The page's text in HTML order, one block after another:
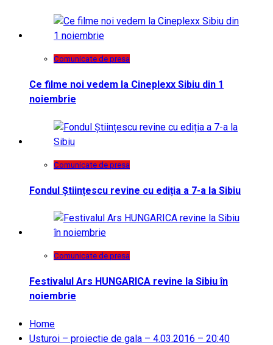
Comunicate de presa
Ce filme noi vedem la Cineplexx Sibiu din 1
noiembrie
Comunicate de presa
Fondul Științescu revine cu ediția a 7-a la Sibiu
Comunicate de presa
Festivalul Ars HUNGARICA revine la Sibiu în
noiembrie
Home
Usturoi – proiectie de gala – 4.03.2016 – 20:40